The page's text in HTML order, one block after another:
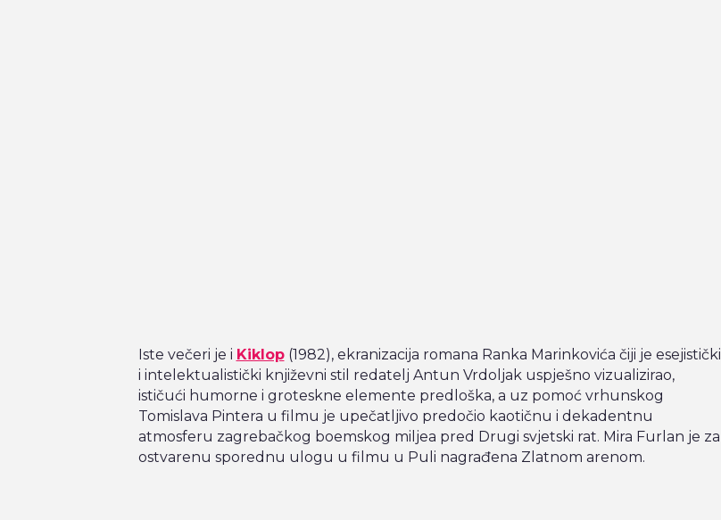
Iste večeri je i Kiklop(1982), ekranizacija romana Ranka Marinkovića čiji je esejistički
i intelektualistički književni stil redatelj Antun Vrdoljak uspješno vizualizirao,
ističući humorne i groteskne elemente predloška, a uz pomoć vrhunskog
Tomislava Pintera u filmu je upečatljivo predočio kaotičnu i dekadentnu
atmosferu zagrebačkog boemskog miljea pred Drugi svjetski rat. Mira Furlan je za
ostvarenu sporednu ulogu u filmu u Puli nagrađena Zlatnom arenom.